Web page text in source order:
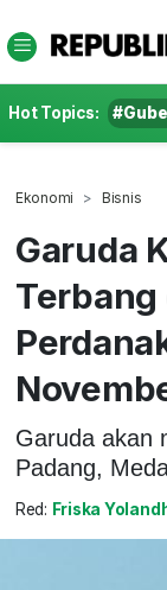
Hot Topics:
Ekonomi Bisnis
Garuda
Terbang
Garuda akan
Padang,
Red: Friska